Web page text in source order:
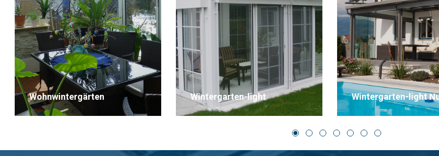
Wintergarten-light Wintergarten-light Nurglas Die richtige Tür